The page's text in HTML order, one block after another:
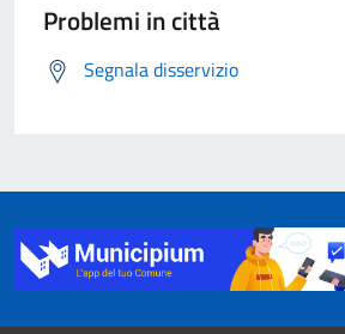
Problemi in città
Segnala disservizio